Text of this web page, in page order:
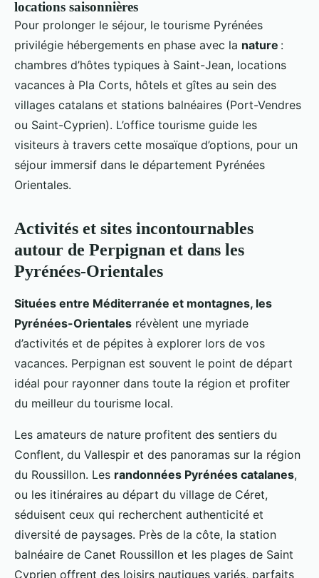
locations saisonnières
Pour prolonger le séjour, le tourisme Pyrénées
privilégie hébergements en phase avec la nature :
chambres d’hôtes typiques à Saint-Jean, locations
vacances à Pla Corts, hôtels et gîtes au sein des
villages catalans et stations balnéaires (Port-Vendres
ou Saint-Cyprien). L’office tourisme guide les
visiteurs à travers cette mosaïque d’options, pour un
séjour immersif dans le département Pyrénées
Orientales.
Activités et sites incontournables
autour de Perpignan et dans les
Pyrénées-Orientales
Situées entre Méditerranée et montagnes, les
Pyrénées-Orientales révèlent une myriade
d’activités et de pépites à explorer lors de vos
vacances. Perpignan est souvent le point de départ
idéal pour rayonner dans toute la région et profiter
du meilleur du tourisme local.
Les amateurs de nature profitent des sentiers du
Conflent, du Vallespir et des panoramas sur la région
du Roussillon. Les randonnées Pyrénées catalanes,
ou les itinéraires au départ du village de Céret,
séduisent ceux qui recherchent authenticité et
diversité de paysages. Près de la côte, la station
balnéaire de Canet Roussillon et les plages de Saint
Cyprien offrent des loisirs nautiques variés, parfaits